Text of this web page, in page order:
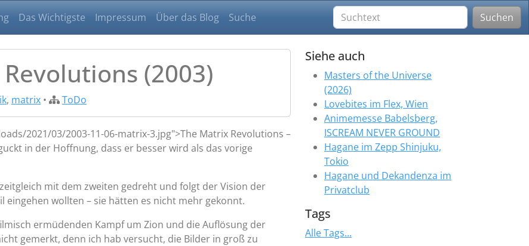
Das Wichtigste Impressum Über das Blog Suche Suchen
(2003)
, matrix • ToDo
2021/03/2003-11-06-matrix-3.jpg">The Matrix Revolutions –
in der Hoffnung, dass er besser wird als das vorige
mit dem zweiten gedreht und folgt der Vision der
eingehen wollten – sie hätten es nicht mehr gekonnt.
ermüdenden Kampf um Zion und die Auflösung der
gemerkt, denn ich hab versucht, die Bilder in groß zu
Siehe auch
Masters of the Universe
(2026)
Lovebites im Flex, Wien
Animemesse Babelsberg,
ISCREAM NEVER GROUND
Hagane im Zepp Shinjuku,
Tokio
Hagane und Dekandenza im
Privatclub
Tags
Alle Tags...